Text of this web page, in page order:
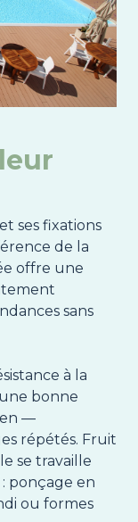
ses fixations
de la
offre une
sans
à la
bonne
—
répétés. Fruit
se travaille
ponçage en
ou formes